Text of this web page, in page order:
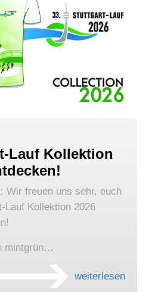
Lauf Kollektion
Wir freuen uns sehr, euch
Lauf Kollektion 2026
mintgrün…
weiterlesen